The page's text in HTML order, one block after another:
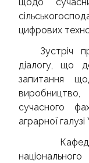
цифрових
Зустріч
діалогу, що
запитання
виробництво,
сучасного
аграрної галузі
Кафедра